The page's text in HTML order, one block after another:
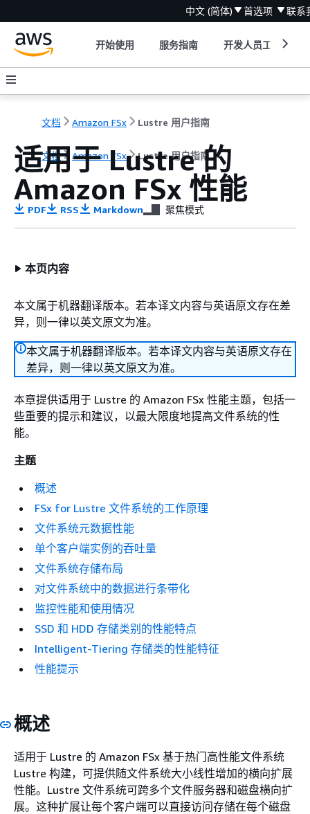
中文 (简体) 首选项 联系
开始使用 服务指南 开发人员工具
文档 Amazon FSx Lustre 用户指南
文档 Amazon FSx Lustre 用户指南
适用于 Lustre 的
Amazon FSx 性能
PDF RSS Markdown 聚焦模式
本页内容
本文属于机器翻译版本。若本译文内容与英语原文存在差
异，则一律以英文原文为准。
本文属于机器翻译版本。若本译文内容与英语原文存在
差异，则一律以英文原文为准。
本章提供适用于 Lustre 的 Amazon FSx 性能主题，包括一
些重要的提示和建议，以最大限度地提高文件系统的性
能。
主题
概述
FSx for Lustre 文件系统的工作原理
文件系统元数据性能
单个客户端实例的吞吐量
文件系统存储布局
对文件系统中的数据进行条带化
监控性能和使用情况
SSD 和 HDD 存储类别的性能特点
Intelligent-Tiering 存储类的性能特征
性能提示
概述
适用于 Lustre 的 Amazon FSx 基于热门高性能文件系统
Lustre 构建，可提供随文件系统大小线性增加的横向扩展
性能。Lustre 文件系统可跨多个文件服务器和磁盘横向扩
展。这种扩展让每个客户端可以直接访问存储在每个磁盘